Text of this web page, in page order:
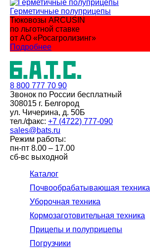
Герметичные полуприцепы
Тюковозы ARCUSIN
по льготной ставке
от АО «Росагролизинг»
Подробнее
8 800 777 70 90
Звонок по России бесплатный
308015 г. Белгород
ул. Чичерина, д. 50Б
тел./факс: +7 (4722) 777-090
sales@bats.ru
Режим работы:
пн-пт 8.00 – 17.00
сб-вс выходной
Каталог
Почвообрабатывающая техника
Уборочная техника
Кормозаготовительная техника
Прицепы и полуприцепы
Погрузчики